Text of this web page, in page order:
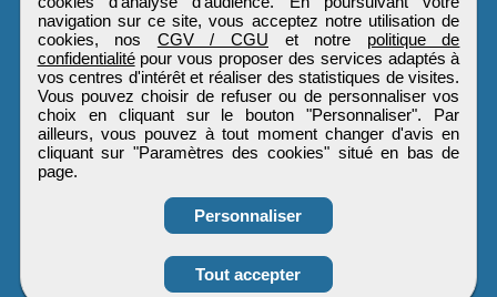
Obtenir ses
navigation sur ce site, vous acceptez notre utilisation de
cookies, nos CGV / CGU et notre politique de
confidentialitépour vous proposer des services adaptés à
vos centres d'intérêt et réaliser des statistiques de visites.
Vous pouvez choisir de refuser ou de personnaliser vos
choix en cliquant sur le bouton "Personnaliser". Par
ailleurs, vous pouvez à tout moment changer d'avis en
cliquant sur "Paramètres des cookies" situé en bas de
page.
Personnaliser
Tout accepter
BTPINTERIM